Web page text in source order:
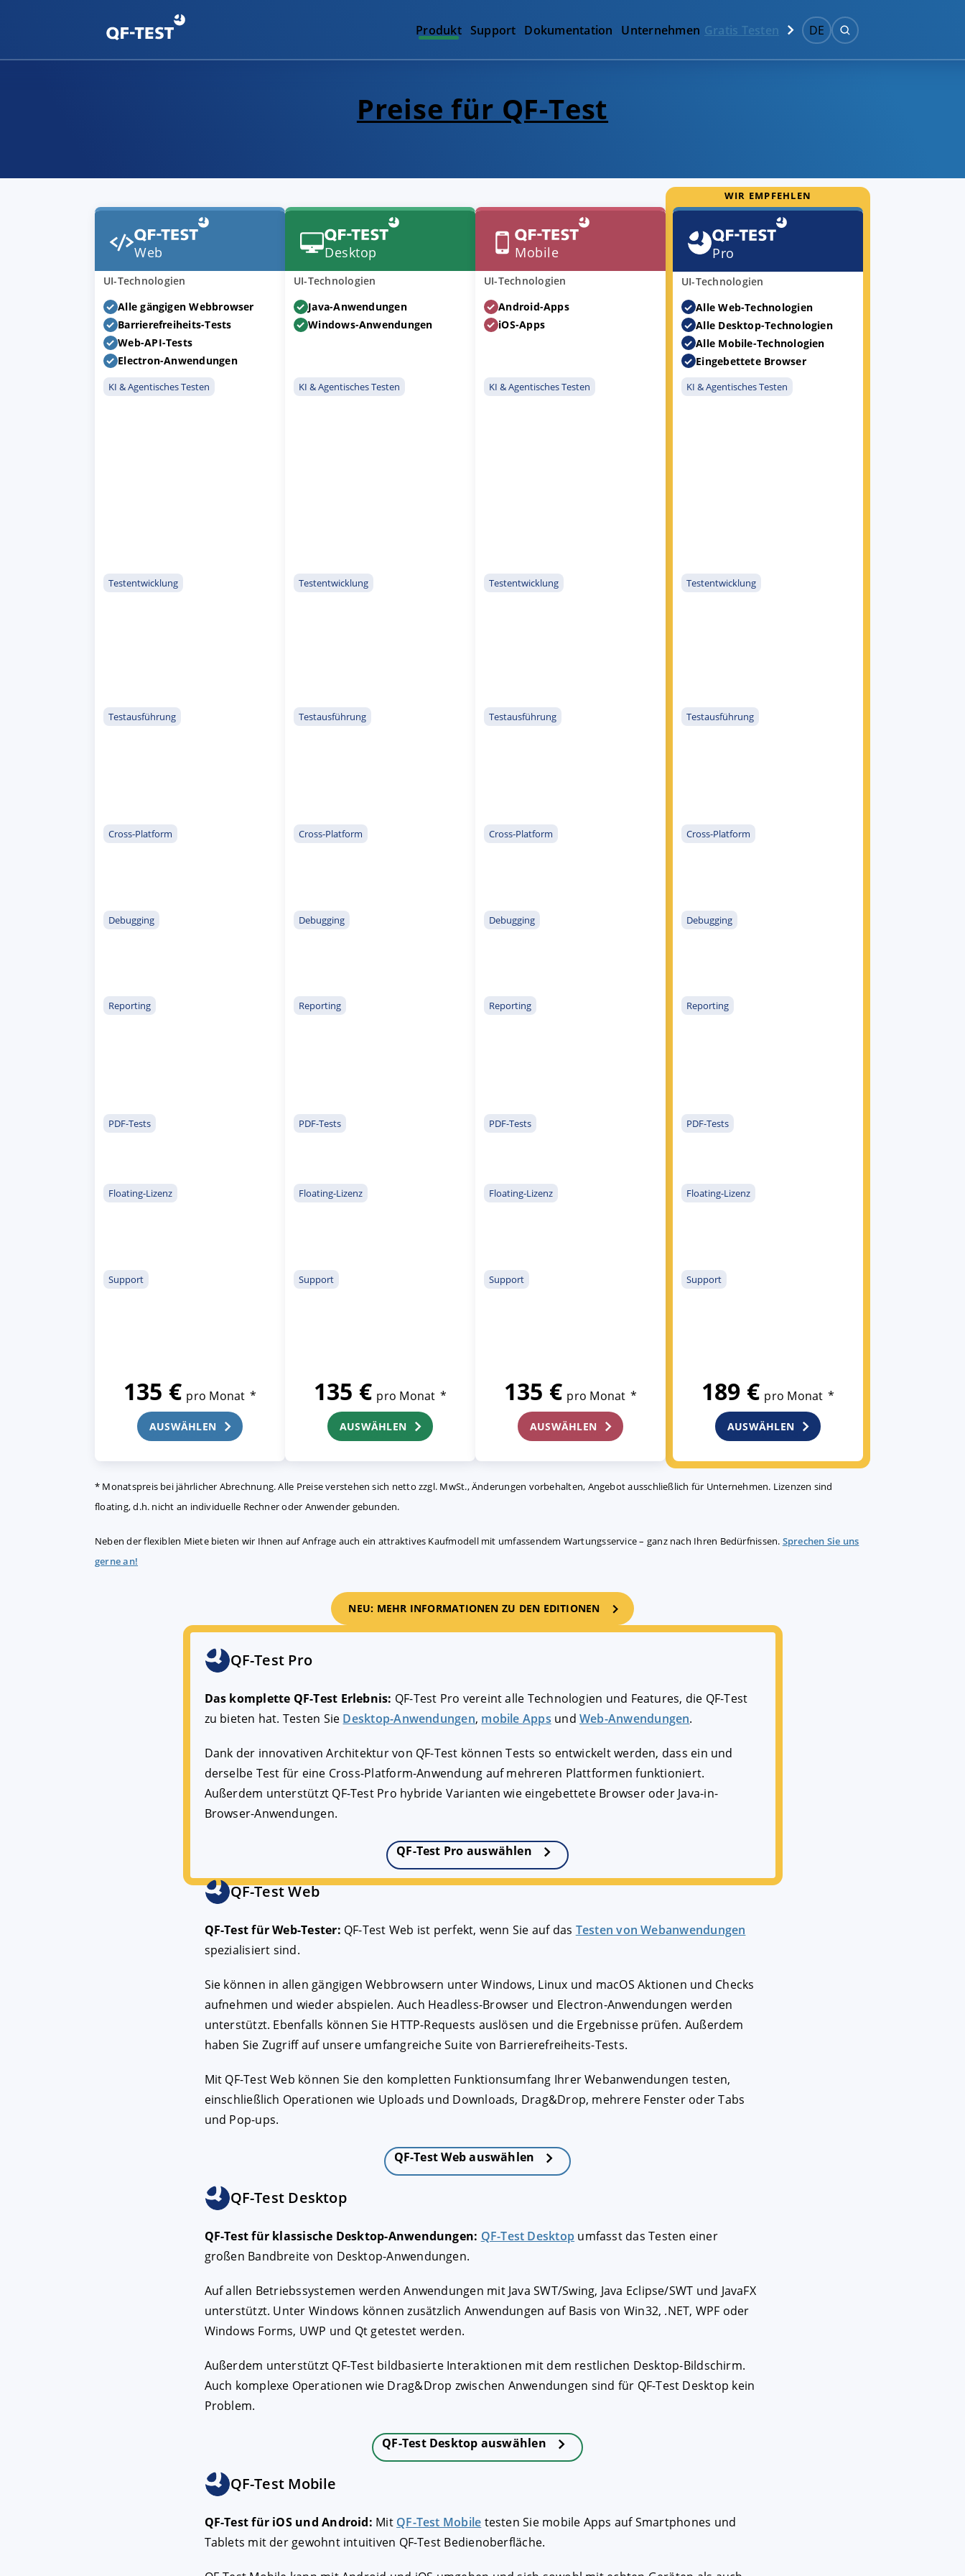
Produkt Support Dokumentation Unternehmen Gratis Testen DE
Preise für QF-Test
Web
UI-Technologien
Alle gängigen Webbrowser
Barrierefreiheits-Tests
Web-API-Tests
Electron-Anwendungen
KI & Agentisches Testen
Testentwicklung
Testausführung
Cross-Platform
Debugging
Reporting
PDF-Tests
Floating-Lizenz
Support
135 € pro Monat *
AUSWÄHLEN
Kostenlos probieren
Desktop
UI-Technologien
Java-Anwendungen
Windows-Anwendungen
KI & Agentisches Testen
Testentwicklung
Testausführung
Cross-Platform
Debugging
Reporting
PDF-Tests
Floating-Lizenz
Support
135 € pro Monat *
AUSWÄHLEN
Kostenlos probieren
Mobile
UI-Technologien
Android-Apps
iOS-Apps
KI & Agentisches Testen
Testentwicklung
Testausführung
Cross-Platform
Debugging
Reporting
PDF-Tests
Floating-Lizenz
Support
135 € pro Monat *
AUSWÄHLEN
Kostenlos probieren
WIR EMPFEHLEN
Pro
UI-Technologien
Alle Web-Technologien
Alle Desktop-Technologien
Alle Mobile-Technologien
Eingebettete Browser
KI & Agentisches Testen
Testentwicklung
Testausführung
Cross-Platform
Debugging
Reporting
PDF-Tests
Floating-Lizenz
Support
189 € pro Monat *
AUSWÄHLEN
Kostenlos probieren
* Monatspreis bei jährlicher Abrechnung. Alle Preise verstehen sich netto zzgl. MwSt., Änderungen vorbehalten, Angebot ausschließlich für Unternehmen. Lizenzen sind
floating, d.h. nicht an individuelle Rechner oder Anwender gebunden.
Neben der flexiblen Miete bieten wir Ihnen auf Anfrage auch ein attraktives Kaufmodell mit umfassendem Wartungsservice – ganz nach Ihren Bedürfnissen. Sprechen Sie uns
gerne an!
NEU: MEHR INFORMATIONEN ZU DEN EDITIONEN
QF-Test Pro
Das komplette QF-Test Erlebnis: QF-Test Pro vereint alle Technologien und Features, die QF-Test
zu bieten hat. Testen Sie Desktop-Anwendungen, mobile Apps undWeb-Anwendungen.
Dank der innovativen Architektur von QF-Test können Tests so entwickelt werden, dass ein und
derselbe Test für eine Cross-Platform-Anwendung auf mehreren Plattformen funktioniert.
Außerdem unterstützt QF-Test Pro hybride Varianten wie eingebettete Browser oder Java-in-
Browser-Anwendungen.
QF-Test Pro auswählen
QF-Test Web
QF-Test für Web-Tester: QF-Test Web ist perfekt, wenn Sie auf das Testen von Webanwendungen
spezialisiert sind.
Sie können in allen gängigen Webbrowsern unter Windows, Linux und macOS Aktionen und Checks
aufnehmen und wieder abspielen. Auch Headless-Browser und Electron-Anwendungen werden
unterstützt. Ebenfalls können Sie HTTP-Requests auslösen und die Ergebnisse prüfen. Außerdem
haben Sie Zugriff auf unsere umfangreiche Suite von Barrierefreiheits-Tests.
Mit QF-Test Web können Sie den kompletten Funktionsumfang Ihrer Webanwendungen testen,
einschließlich Operationen wie Uploads und Downloads, Drag&Drop, mehrere Fenster oder Tabs
und Pop-ups.
QF-Test Web auswählen
QF-Test Desktop
QF-Test für klassische Desktop-Anwendungen: QF-Test Desktop umfasst das Testen einer
großen Bandbreite von Desktop-Anwendungen.
Auf allen Betriebssystemen werden Anwendungen mit Java SWT/Swing, Java Eclipse/SWT und JavaFX
unterstützt. Unter Windows können zusätzlich Anwendungen auf Basis von Win32, .NET, WPF oder
Windows Forms, UWP und Qt getestet werden.
Außerdem unterstützt QF-Test bildbasierte Interaktionen mit dem restlichen Desktop-Bildschirm.
Auch komplexe Operationen wie Drag&Drop zwischen Anwendungen sind für QF-Test Desktop kein
Problem.
QF-Test Desktop auswählen
QF-Test Mobile
QF-Test für iOS und Android: QF-Test Mobile
AKZEPTIEREN